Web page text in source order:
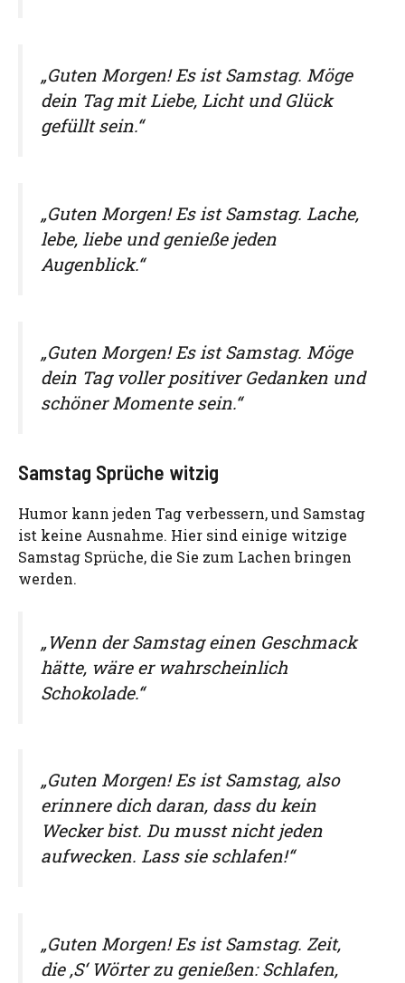
„Guten Morgen! Es ist Samstag. Möge
dein Tag mit Liebe, Licht und Glück
gefüllt sein.“
„Guten Morgen! Es ist Samstag. Lache,
lebe, liebe und genieße jeden
Augenblick.“
„Guten Morgen! Es ist Samstag. Möge
dein Tag voller positiver Gedanken und
schöner Momente sein.“
Samstag Sprüche witzig
Humor kann jeden Tag verbessern, und Samstag
ist keine Ausnahme. Hier sind einige witzige
Samstag Sprüche, die Sie zum Lachen bringen
werden.
„Wenn der Samstag einen Geschmack
hätte, wäre er wahrscheinlich
Schokolade.“
„Guten Morgen! Es ist Samstag, also
erinnere dich daran, dass du kein
Wecker bist. Du musst nicht jeden
aufwecken. Lass sie schlafen!“
„Guten Morgen! Es ist Samstag. Zeit,
die ‚S‘ Wörter zu genießen: Schlafen,